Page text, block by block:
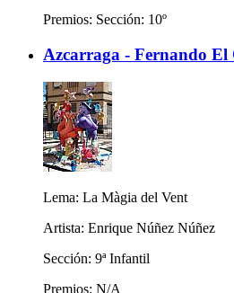
Premios: Sección: 10º
Azcarraga - Fernando El
Lema: La Màgia del Vent
Artista: Enrique Núñez Núñez
Sección: 9ª Infantil
Premios: N/A